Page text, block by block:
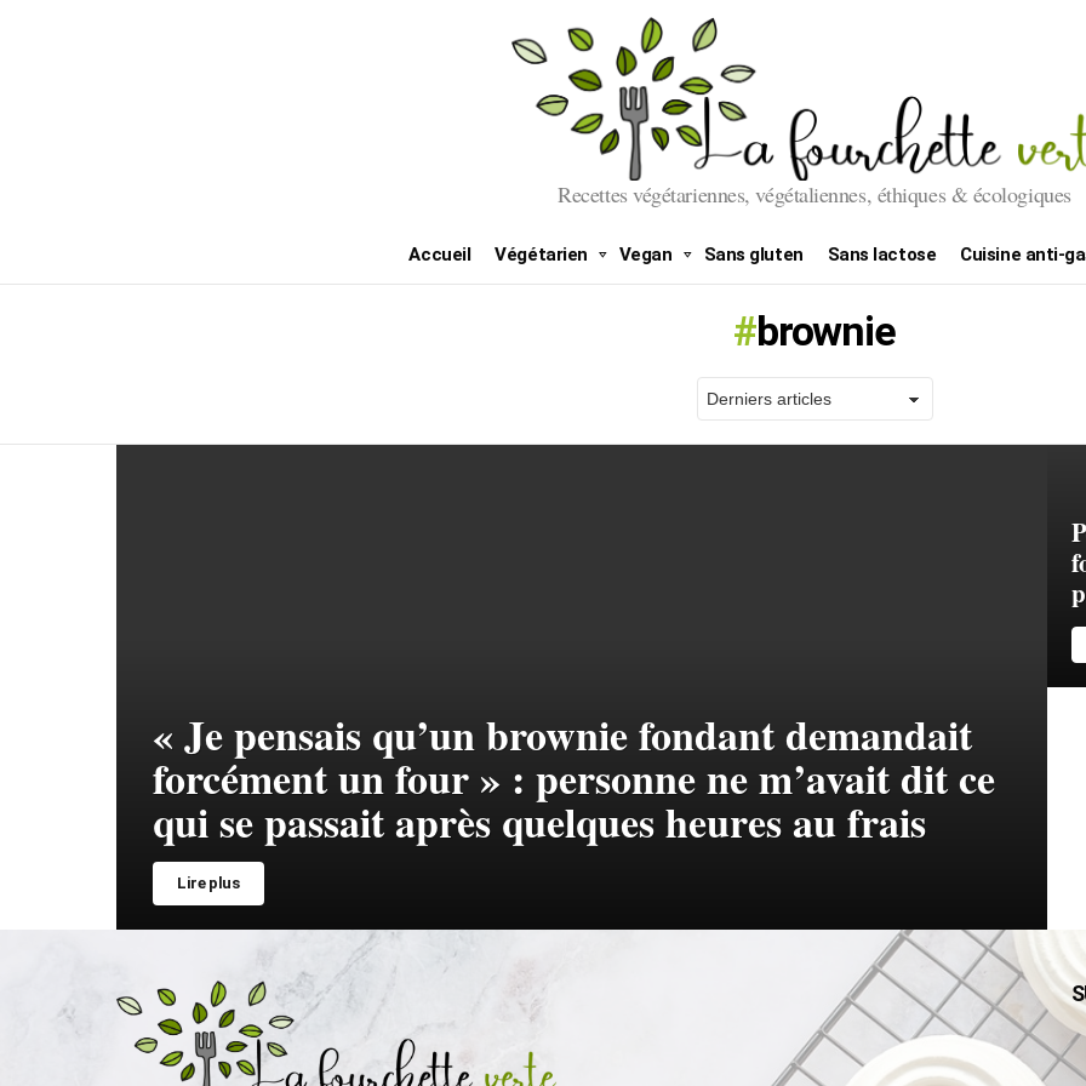
Recettes végétariennes, végétaliennes, éthiques & écologiques
Accueil Végétarien Vegan Sans gluten Sans lactose Cuisine anti-
brownie
« Je pensais qu’un brownie fondant demandait
forcément un four » : personne ne m’avait dit ce
qui se passait après quelques heures au frais
Lire plus